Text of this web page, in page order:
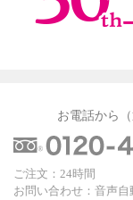
お電話から（
ご注文：24時間
お問い合わせ：音声自